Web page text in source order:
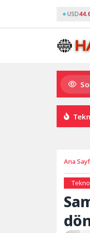
USD
Haymana’nın
Ana